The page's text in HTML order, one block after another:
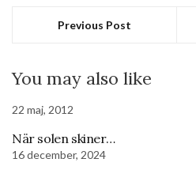
Previous Post
You may also like
22 maj, 2012
När solen skiner…
16 december, 2024